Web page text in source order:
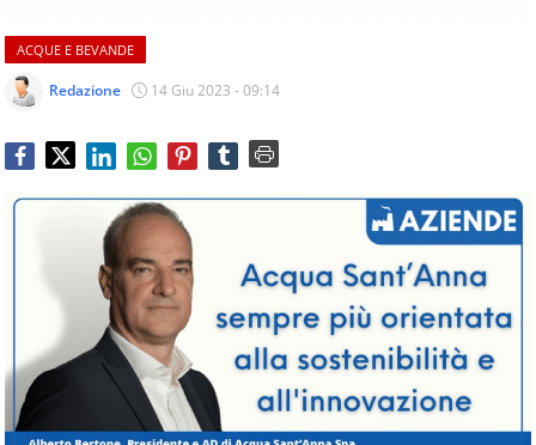
consumi
fuoricasa,
del
Food
Service
e
comparto
ACQUE E BEVANDE
Redazione 14 Giu 2023 - 09:14